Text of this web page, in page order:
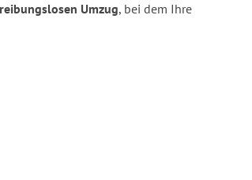
reibungslosen Umzug, bei dem Ihre